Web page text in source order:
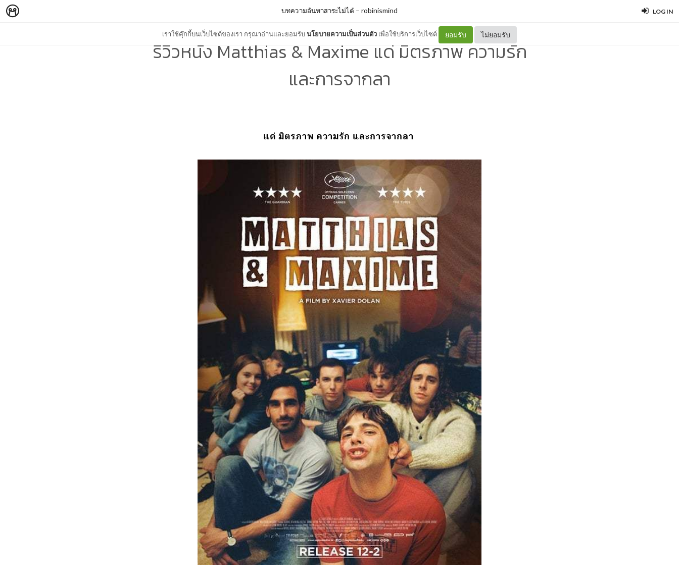
LOG IN
เราใช้คุ๊กกี้บนเว็บไซต์ของเรา กรุณาอ่านและยอมรับนโยบายความเป็นส่วนตัว เพื่อใช้บริการเว็บไซต์ ยอมรับ ไม่ยอมรับ
บทความอันหาสาระไม่ได้ – robinismind
รีวิวหนัง Matthias & Maxime แด่ มิตรภาพ ความรัก
และการจากลา
แด่ มิตรภาพ ความรัก และการจากลา